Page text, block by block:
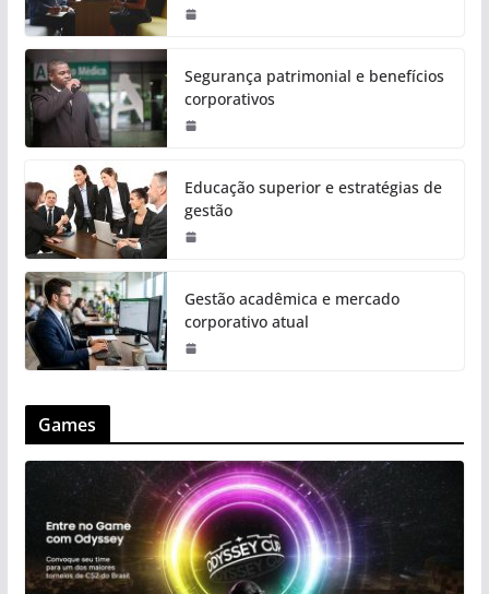
Segurança patrimonial e benefícios
corporativos
Educação superior e estratégias de
gestão
Gestão acadêmica e mercado
corporativo atual
Games